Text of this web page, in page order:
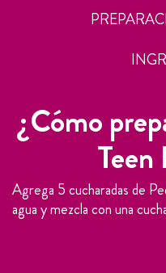
¿Cómo
Teen
Agrega 5 cucharadas de
agua y mezcla con una